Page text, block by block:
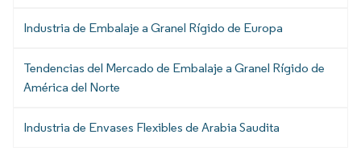
Industria de Embalaje a Granel Rígido de Europa
Tendencias del Mercado de Embalaje a Granel Rígido de
América del Norte
Industria de Envases Flexibles de Arabia Saudita